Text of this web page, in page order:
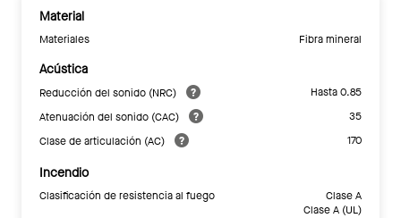
Material
Materiales Fibra mineral
Acústica
Reducción del sonido (NRC)
Hasta 0.85
Atenuación del sonido (CAC)
35
Clase de articulación (AC)
170
Incendio
Clasificación de resistencia al fuego
Clase A
Clase A (UL)